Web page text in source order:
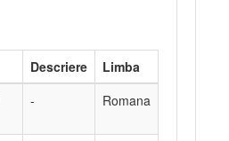
Descriere
Limba
- Romana